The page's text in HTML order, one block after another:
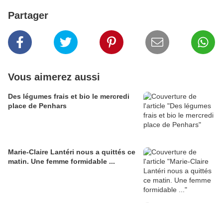
Partager
Vous aimerez aussi
Des légumes frais et bio le mercredi
place de Penhars
Marie-Claire Lantéri nous a quittés ce
matin. Une femme formidable ...